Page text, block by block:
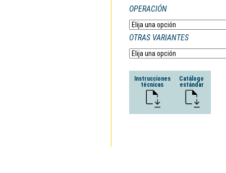
OPERACIÓN
OTRAS VARIANTES
Instrucciones
técnicas
Catálogo
estándar